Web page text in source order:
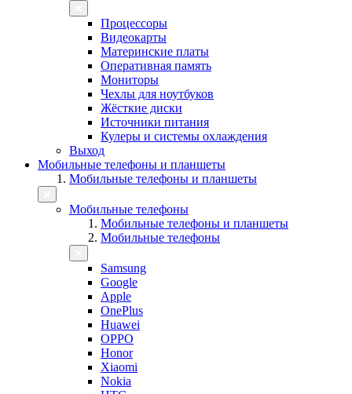
Процессоры
Видеокарты
Материнские платы
Оперативная память
Мониторы
Чехлы для ноутбуков
Жёсткие диски
Источники питания
Кулеры и системы охлаждения
Выход
Мобильные телефоны и планшеты
Мобильные телефоны и планшеты
Мобильные телефоны
Мобильные телефоны и планшеты
Мобильные телефоны
Samsung
Google
Apple
OnePlus
Huawei
OPPO
Honor
Xiaomi
Nokia